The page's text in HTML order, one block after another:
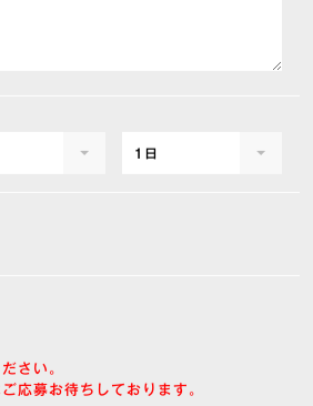
1日
さい。
応募お待ちしております。